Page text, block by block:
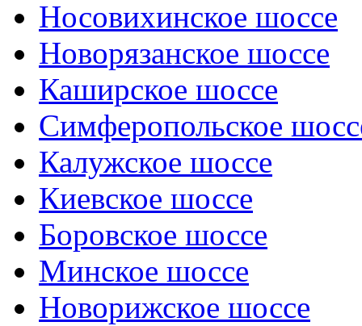
Носовихинское шоссе
Новорязанское шоссе
Каширское шоссе
Симферопольское
Калужское шоссе
Киевское шоссе
Боровское шоссе
Минское шоссе
Новорижское шоссе